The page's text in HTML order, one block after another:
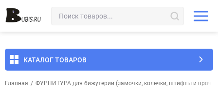
КАТАЛОГ ТОВАРОВ
Главная / ФУРНИТУРА для бижутерии (замочки, колечки, штифты и